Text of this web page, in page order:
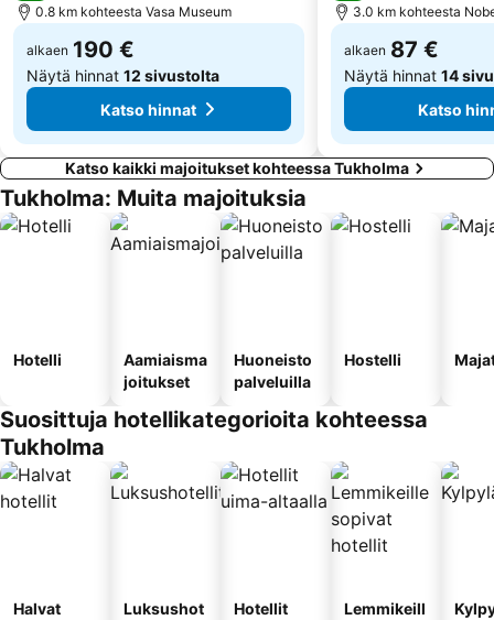
0.8 km kohteesta Vasa Museum
alkaen 190 €
Näytä hinnat 12 sivustolta
Katso hinnat
3.0 km kohteesta
alkaen 87 €
Näytä hinnat 14
Katso
Katso kaikki majoitukset kohteessa Tukholma
Tukholma: Muita majoituksia
Hotelli
Aamiaisma
joitukset
Huoneisto
palveluilla
Hostelli
Suosittuja hotellikategorioita kohteessa
Tukholma
Halvat
Luksushot
Hotellit
Lemmikeill